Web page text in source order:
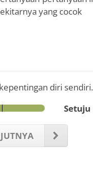
yang cocok
diri sendiri.
Setuju